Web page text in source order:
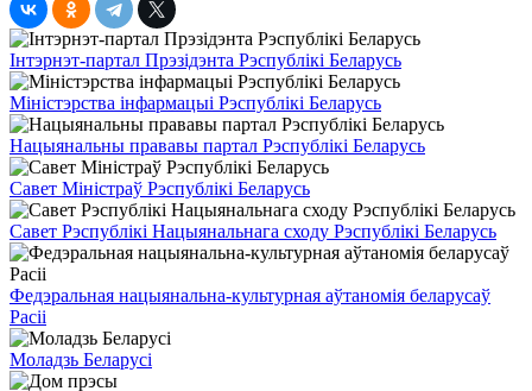
Інтэрнэт-партал Прэзідэнта Рэспублікі Беларусь
Міністэрства інфармацыі Рэспублікі Беларусь
Нацыянальны прававы партал Рэспублікі Беларусь
Савет Міністраў Рэспублікі Беларусь
Савет Рэспублікі Нацыянальнага сходу Рэспублікі Беларусь
Федэральная нацыянальна-культурная аўтаномія беларусаў
Расіі
Моладзь Беларусі